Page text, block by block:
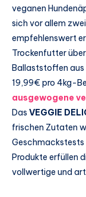
veganen
sich vor allem
empfehlenswert
Trockenfutter
Ballaststoffen aus
19,99€ pro 4kg-
ausgewogene
Das VEGGIE
frischen Zutaten
Geschmackstests
Produkte erfüllen
vollwertige und